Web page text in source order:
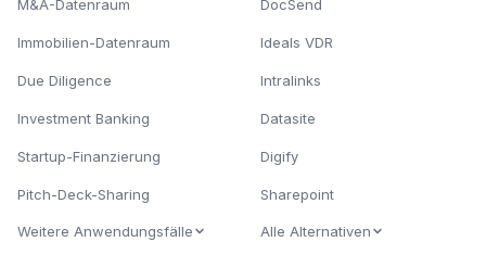
M&A-Datenraum
Immobilien-Datenraum
Due Diligence
Investment Banking
Startup-Finanzierung
Pitch-Deck-Sharing
Weitere Anwendungsfälle
DocSend
Ideals VDR
Intralinks
Datasite
Digify
Sharepoint
Alle Alternativen